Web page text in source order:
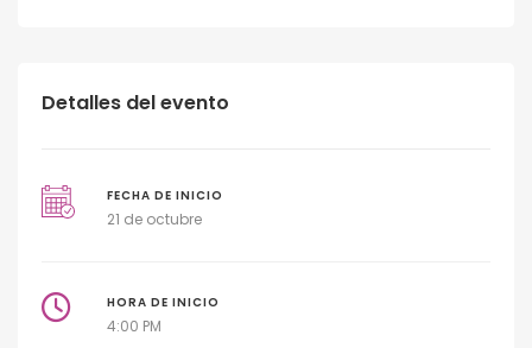
Detalles del evento
FECHA DE INICIO
21 de octubre
HORA DE INICIO
4:00 PM